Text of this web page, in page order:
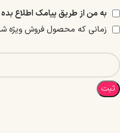
به من از طریق پیامک اطلاع بده
زمانی که محصول فروش ویژه
ثبت